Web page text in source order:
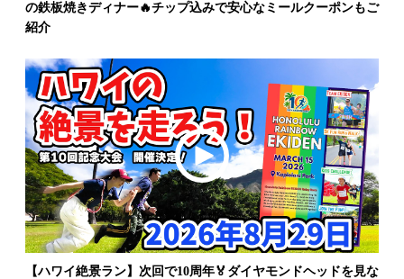
の鉄板焼きディナー🔥チップ込みで安心なミールクーポンもご
紹介
【ハワイ絶景ラン】次回で10周年🏅ダイヤモンドヘッドを見な